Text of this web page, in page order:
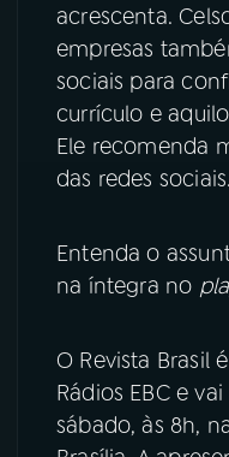
acrescenta.
empresas
sociais para
currículo e
Ele recomenda
das redes sociais.
Entenda o
na íntegra no
O Revista Brasil
Rádios EBC e
sábado, às 8h,